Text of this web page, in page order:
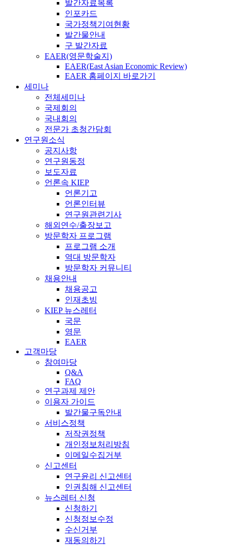
발간자료목록
인포카드
국가정책기여현황
발간물안내
구 발간자료
EAER(영문학술지)
EAER(East Asian Economic Review)
EAER 홈페이지 바로가기
세미나
전체세미나
국제회의
국내회의
전문가 초청간담회
연구원소식
공지사항
연구원동정
보도자료
언론속 KIEP
언론기고
언론인터뷰
연구원관련기사
해외연수/출장보고
방문학자 프로그램
프로그램 소개
역대 방문학자
방문학자 커뮤니티
채용안내
채용공고
인재초빙
KIEP 뉴스레터
국문
영문
EAER
고객마당
참여마당
Q&A
FAQ
연구과제 제안
이용자 가이드
발간물구독안내
서비스정책
저작권정책
개인정보처리방침
이메일수집거부
신고센터
연구윤리 신고센터
인권침해 신고센터
뉴스레터 신청
신청하기
신청정보수정
수신거부
재동의하기